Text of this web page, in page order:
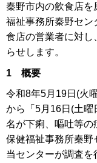
秦野市内の飲食店を
福祉事務所秦野セン
食店の営業者に対し
らせします。
1 概要
令和8年5月19日(火
から「5月16日(土曜
名が下痢、嘔吐等の
保健福祉事務所秦野
当センターが調査を